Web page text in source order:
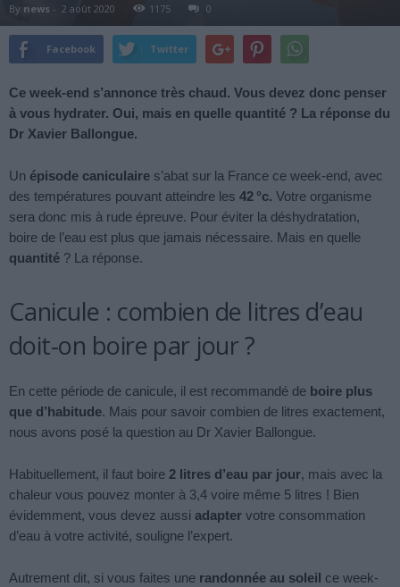
By news - 2 août 2020 1175 0
Facebook Twitter
Ce week-end s’annonce très chaud. Vous devez donc penser
à vous hydrater. Oui, mais en quelle quantité ? La réponse du
Dr Xavier Ballongue.
Un épisode caniculaire s’abat sur la France ce week-end, avec
des températures pouvant atteindre les 42 °c. Votre organisme
sera donc mis à rude épreuve. Pour éviter la déshydratation,
boire de l’eau est plus que jamais nécessaire. Mais en quelle
quantité ? La réponse.
Canicule : combien de litres d’eau
doit-on boire par jour ?
En cette période de canicule, il est recommandé de boire plus
que d’habitude. Mais pour savoir combien de litres exactement,
nous avons posé la question au Dr Xavier Ballongue.
Habituellement, il faut boire 2 litres d’eau par jour, mais avec la
chaleur vous pouvez monter à 3,4 voire même 5 litres ! Bien
évidemment, vous devez aussi adapter votre consommation
d’eau à votre activité, souligne l’expert.
Autrement dit, si vous faites une randonnée au soleil ce week-